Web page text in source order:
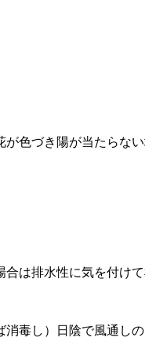
色づき陽が当たらない
は排水性に気を付けて
毒し）日陰で風通しの